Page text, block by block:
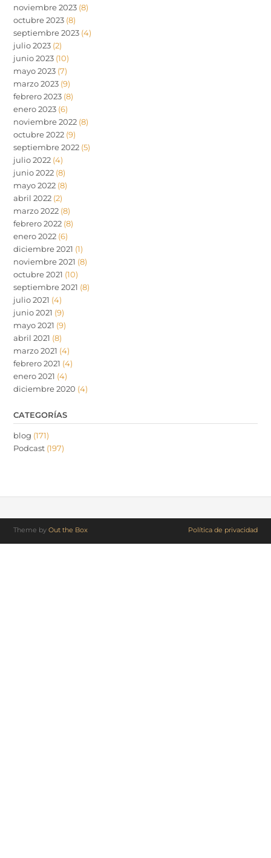
noviembre 2023 (8)
octubre 2023 (8)
septiembre 2023 (4)
julio 2023 (2)
junio 2023 (10)
mayo 2023 (7)
marzo 2023 (9)
febrero 2023 (8)
enero 2023 (6)
noviembre 2022 (8)
octubre 2022 (9)
septiembre 2022 (5)
julio 2022 (4)
junio 2022 (8)
mayo 2022 (8)
abril 2022 (2)
marzo 2022 (8)
febrero 2022 (8)
enero 2022 (6)
diciembre 2021 (1)
noviembre 2021 (8)
octubre 2021 (10)
septiembre 2021 (8)
julio 2021 (4)
junio 2021 (9)
mayo 2021 (9)
abril 2021 (8)
marzo 2021 (4)
febrero 2021 (4)
enero 2021 (4)
diciembre 2020 (4)
CATEGORÍAS
blog (171)
Podcast (197)
Theme by Out the Box Política de privacidad